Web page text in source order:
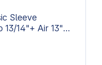
Sleeve